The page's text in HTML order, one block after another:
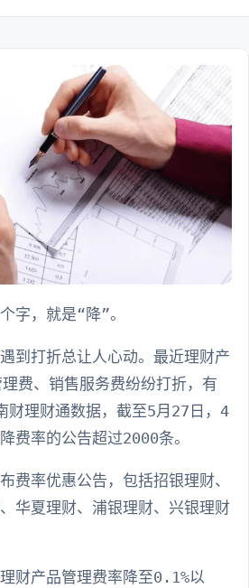
字，就是“降”。
到打折总让人心动。最近理财产
费、销售服务费纷纷打折，有
财理财通数据，截至5月27日，4
费率的公告超过2000条。
费率优惠公告，包括招银理财、
华夏理财、浦银理财、兴银理财
财产品管理费率降至0.1%以